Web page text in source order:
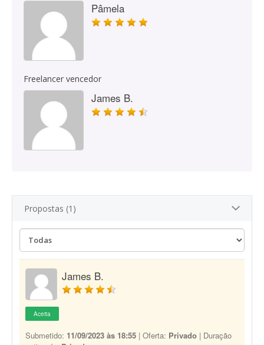
Pâmela
Freelancer vencedor
James B.
Propostas (1)
James B.
Aceita
Submetido: 11/09/2023 às 18:55 | Oferta: Privado | Duração